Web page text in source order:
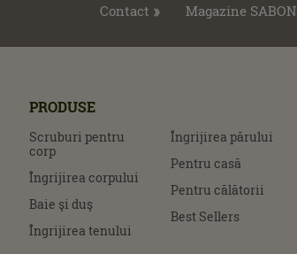
Contact Magazine SABON
PRODUSE
Scruburi pentru
corp
Îngrijirea corpului
Baie şi duş
Îngrijirea tenului
Îngrijirea părului
Pentru casă
Pentru călătorii
Best Sellers